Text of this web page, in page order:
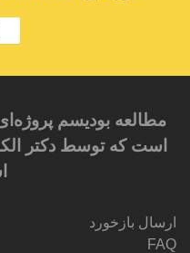
مطالعه بودیسم
است که توسط دکتر
ارسال بازخورد
FAQ